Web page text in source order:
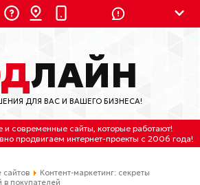
550-9899 (с 2:30 до 11:30 по
по России
658-653
637-673
ЛАЙН
ДЛЯ ВАС И ВАШЕГО БИЗНЕСА!
и современные сайты, которые работают!
продвигаем интернет-проекты с 2006 года!
Контент-маркетинг: секреты
покупателей